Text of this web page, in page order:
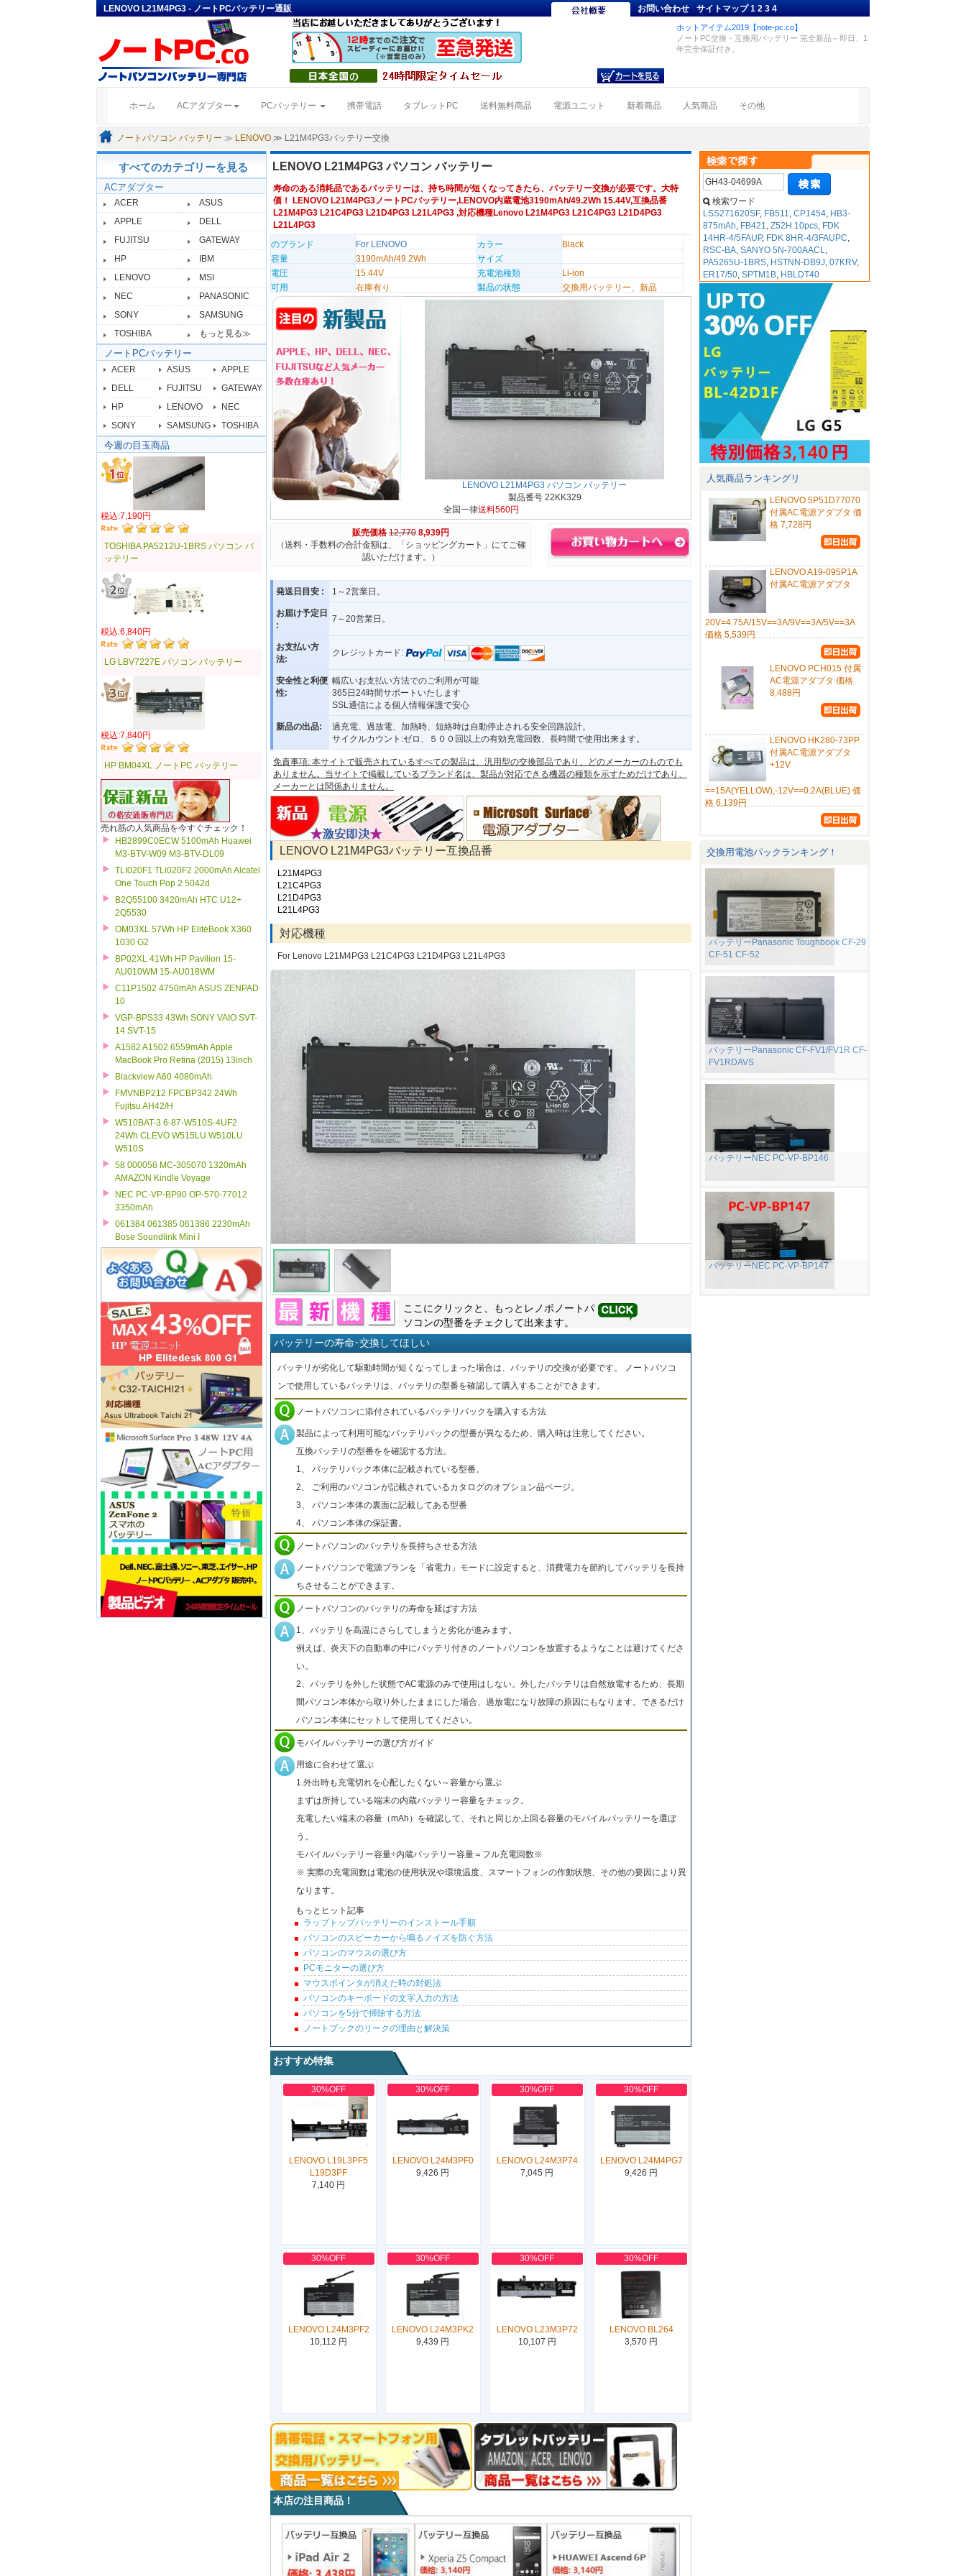
LENOVO L21M4PG3 - ノートPCバッテリー通販 お問い合わせ サイトマップ 1234
ホットアイテム2019【note-pc.co】
ノートPC交換・互換用バッテリー 完全新品～即日、1
年完全保証付き。
ホーム (current)ACアダプター PCバッテリー 携帯電話 タブレットPC 送料無料商品 電源ユニット 新着商品 人気商品 その他
ノートパソコン バッテリー ≫ LENOVO ≫ L21M4PG3バッテリー交換
すべてのカテゴリーを見る
ACアダプター
ACER
ASUS
APPLE
DELL
FUJITSU
GATEWAY
HP
IBM
LENOVO
MSI
NEC
PANASONIC
SONY
SAMSUNG
TOSHIBA
もっと見る≫
ノートPCバッテリー
ACER ASUS
APPLE
DELL
FUJITSU
GATEWAY
HP
LENOVO
NEC
SONY
SAMSUNG TOSHIBA
今週の目玉商品
税込:7,190円
TOSHIBA PA5212U-1BRS パソコン バ
ッテリー
税込:6,840円
LG LBV7227E パソコン バッテリー
税込:7,840円
HP BM04XL ノートPC バッテリー
売れ筋の人気商品を今すぐチェック！
HB2899C0ECW 5100mAh Huawei
M3-BTV-W09 M3-BTV-DL09
TLI020F1 TLi020F2 2000mAh Alcatel
One Touch Pop 2 5042d
B2Q55100 3420mAh HTC U12+
2Q5530
OM03XL 57Wh HP EliteBook X360
1030 G2
BP02XL 41Wh HP Pavilion 15-
AU010WM 15-AU018WM
C11P1502 4750mAh ASUS ZENPAD
10
VGP-BPS33 43Wh SONY VAIO SVT-
14 SVT-15
A1582 A1502 6559mAh Apple
MacBook Pro Retina (2015) 13inch
Blackview A60 4080mAh
FMVNBP212 FPCBP342 24Wh
Fujitsu AH42/H
W510BAT-3 6-87-W510S-4UF2
24Wh CLEVO W515LU W510LU
W510S
58 000056 MC-305070 1320mAh
AMAZON Kindle Voyage
NEC PC-VP-BP90 OP-570-77012
3350mAh
061384 061385 061386 2230mAh
Bose Soundlink Mini I
LENOVO L21M4PG3 パソコン バッテリー
寿命のある消耗品であるバッテリーは、持ち時間が短くなってきたら、バッテリー交換が必要です。大特
価！ LENOVO L21M4PG3ノートPCバッテリー,LENOVO内蔵電池3190mAh/49.2Wh 15.44V,互換品番
L21M4PG3 L21C4PG3 L21D4PG3 L21L4PG3 ,対応機種Lenovo L21M4PG3 L21C4PG3 L21D4PG3
L21L4PG3
のブランド
For LENOVO カラー
Black
容量
3190mAh/49.2Wh
サイズ
電圧
15.44V 充電池種類
Li-ion
可用
在庫有り 製品の状態 交換用バッテリー、新品
LENOVO L21M4PG3 パソコン バッテリー
製品番号 22KK329
全国一律送料560円
販売価格 12,770 8,939円
（送料・手数料の合計金額は、「ショッピングカート」にてご確
認いただけます。）
発送日目安 : 1～2営業日。
お届け予定日
:
7～20営業日。
お支払い方
法:
クレジットカード:
安全性と利便
性:
幅広いお支払い方法でのご利用が可能
365日24時間サポートいたします
SSL通信による個人情報保護で安心
新品の出品:
過充電、過放電、加熱時、短絡時は自動停止される安全回路設計。
サイクルカウント:ゼロ、５００回以上の有効充電回数、長時間で使用出来ます。
免責事項: 本サイトで販売されているすべての製品は、汎用型の交換部品であり、どのメーカーのものでも
ありません。当サイトで掲載しているブランド名は、製品が対応できる機器の種類を示すためだけであり、
メーカーとは関係ありません。
LENOVO L21M4PG3バッテリー互換品番
L21M4PG3
L21C4PG3
L21D4PG3
L21L4PG3
対応機種
For Lenovo L21M4PG3 L21C4PG3 L21D4PG3 L21L4PG3
ここにクリックと、もっと レノボ ノートパ
ソコンの型番をチェクして出来ます。
バッテリーの寿命･交換してほしい
バッテリが劣化して駆動時間が短くなってしまった場合は、バッテリの交換が必要です。 ノートパソコ
ンで使用しているバッテリは、バッテリの型番を確認して購入することができます。
ノートパソコンに添付されているバッテリパックを購入する方法
製品によって利用可能なバッテリパックの型番が異なるため、購入時は注意してください。
互換バッテリの型番をを確認する方法。
1、 バッテリパック本体に記載されている型番。
2、 ご利用のパソコンが記載されているカタログのオプション品ページ。
3、 パソコン本体の裏面に記載してある型番
4、 パソコン本体の保証書。
ノートパソコンのバッテリを長持ちさせる方法
ノートパソコンで電源プランを「省電力」モードに設定すると、消費電力を節約してバッテリを長持
ちさせることができます。
ノートパソコンのバッテリの寿命を延ばす方法
1、バッテリを高温にさらしてしまうと劣化が進みます。
例えば、炎天下の自動車の中にバッテリ付きのノートパソコンを放置するようなことは避けてくださ
い。
2、バッテリを外した状態でAC電源のみで使用はしない。外したバッテリは自然放電するため、長期
間パソコン本体から取り外したままにした場合、過放電になり故障の原因にもなります。できるだけ
パソコン本体にセットして使用してください。
モバイルバッテリーの選び方ガイド
用途に合わせて選ぶ
1.外出時も充電切れを心配したくない～容量から選ぶ
まずは所持している端末の内蔵バッテリー容量をチェック。
充電したい端末の容量（mAh）を確認して、それと同じか上回る容量のモバイルバッテリーを選ぼ
う。
モバイルバッテリー容量÷内蔵バッテリー容量＝フル充電回数※
※ 実際の充電回数は電池の使用状況や環境温度、スマートフォンの作動状態、その他の要因により異
なります。
もっとヒット記事
ラップトップバッテリーのインストール手順
パソコンのスピーカーから鳴るノイズを防ぐ方法
パソコンのマウスの選び方
PCモニターの選び方
マウスポインタが消えた時の対処法
パソコンのキーボードの文字入力の方法
パソコンを5分で掃除する方法
ノートブックのリークの理由と解決策
おすすめ特集
30%OFF
LENOVO L19L3PF5
L19D3PF
7,140 円
30%OFF
LENOVO L24M3PF0
9,426 円
30%OFF
LENOVO L24M3P74
7,045 円
30%OFF
LENOVO L24M4PG7
9,426 円
30%OFF
LENOVO L24M3PF2
10,112 円
30%OFF
LENOVO L24M3PK2
9,439 円
30%OFF
LENOVO L23M3P72
10,107 円
30%OFF
LENOVO BL264
3,570 円
本店の注目商品！
検索ワード
LSS271620SF, FB511,CP1454, HB3-
875mAh, FB421,Z52H 10pcs, FDK
14HR-4/5FAUP, FDK 8HR-4/3FAUPC,
RSC-BA,SANYO 5N-700AACL,
PA5265U-1BRS, HSTNN-DB9J,07KRV,
ER17/50,SPTM1B, HBLDT40
人気商品ランキングリ
LENOVO 5P51D77070
付属AC電源アダプタ 価
格 7,728円
LENOVO A19-095P1A
付属AC電源アダプタ
20V=4.75A/15V==3A/9V==3A/5V==3A
価格 5,539円
LENOVO PCH015 付属
AC電源アダプタ 価格
8,488円
LENOVO HK280-73PP
付属AC電源アダプタ
+12V
==15A(YELLOW),-12V==0.2A(BLUE) 価
格 6,139円
交換用電池パックランキング！
バッテリーPanasonic Toughbook CF-29
CF-51 CF-52
バッテリーPanasonic CF-FV1/FV1R CF-
FV1RDAVS
バッテリーNEC PC-VP-BP146
バッテリーNEC PC-VP-BP147